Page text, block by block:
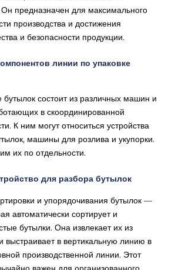
предназначен для максимального
производства и достижения
и безопасности продукции.
линии по упаковке
бутылок состоит из различных машин и
в скоординированной
К ним могут относиться устройства
машины для розлива и укупорки.
их по отдельности.
для разбора бутылок
и упорядочивания бутылок —
автоматически сортирует и
бутылки. Она извлекает их из
выстраивает в вертикальную линию в
производственной линии. Этот